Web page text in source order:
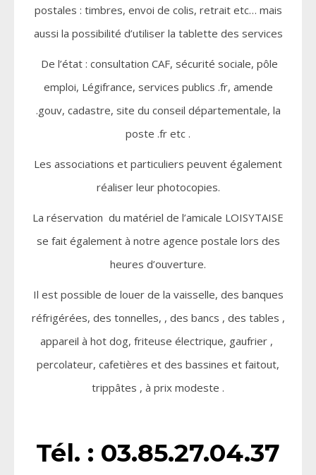
postales : timbres, envoi de colis, retrait etc… mais
aussi la possibilité d’utiliser la tablette des services
De l’état : consultation CAF, sécurité sociale, pôle
emploi, Légifrance, services publics .fr, amende
.gouv, cadastre, site du conseil départementale, la
poste .fr etc .
Les associations et particuliers peuvent également
réaliser leur photocopies.
La réservation du matériel de l’amicale LOISYTAISE
se fait également à notre agence postale lors des
heures d’ouverture.
Il est possible de louer de la vaisselle, des banques
réfrigérées, des tonnelles, , des bancs , des tables ,
appareil à hot dog, friteuse électrique, gaufrier ,
percolateur, cafetières et des bassines et faitout,
trippâtes , à prix modeste .
Tél. : 03.85.27.04.37